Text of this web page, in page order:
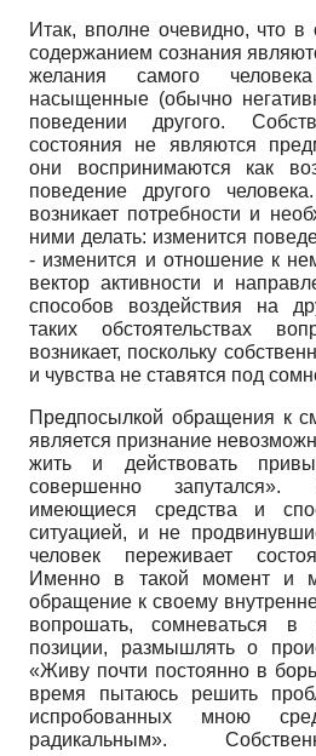
Итак, вполне очевидно, что в
содержанием сознания
желания самого
насыщенные (обычно
поведении другого.
состояния не являются
они воспринимаются как
поведение другого
возникает потребности и
ними делать: изменится
- изменится и отношение к
вектор активности и
способов воздействия на
таких обстоятельствах
возникает, поскольку
и чувства не ставятся под
Предпосылкой обращения к
является признание
жить и действовать
совершенно запутался».
имеющиеся средства и
ситуацией, и не
человек переживает
Именно в такой момент и
обращение к своему
вопрошать, сомневаться в
позиции, размышлять о
«Живу почти постоянно в
время пытаюсь решить
испробованных мною
радикальным».